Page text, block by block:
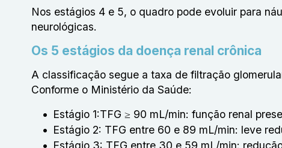
Nos estágios 4 e 5, o quadro pode evoluir para
neurológicas.
Os 5 estágios da doença renal crônica
A classificação segue a taxa de filtração
Conforme o Ministério da Saúde:
Estágio 1:TFG ≥ 90 mL/min: função renal
Estágio 2: TFG entre 60 e 89 mL/min: leve